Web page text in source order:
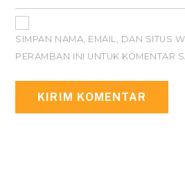
SIMPAN NAMA, EMAIL, DAN SITUS
PERAMBAN INI UNTUK KOMENTAR